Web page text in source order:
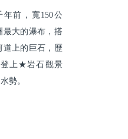
前，寬150公
最大的瀑布，搭
上的巨石，歷
上★岩石觀景
勢。